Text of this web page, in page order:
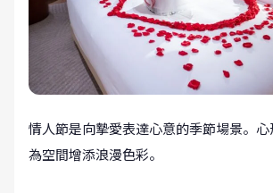
情人節是向摯愛表達心意的季節場景。
為空間增添浪漫色彩。